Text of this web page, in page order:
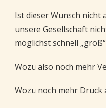
Ist dieser Wunsch nicht
unsere Gesellschaft
möglichst schnell
Wozu also noch mehr
Wozu noch mehr Druck